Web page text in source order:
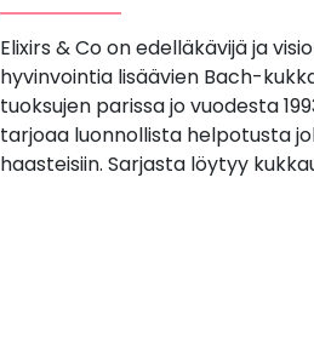
Elixirs & Co on edelläkävijä ja
hyvinvointia lisäävien Bach-
tuoksujen parissa jo vuodesta
tarjoaa luonnollista helpotusta
haasteisiin. Sarjasta löytyy